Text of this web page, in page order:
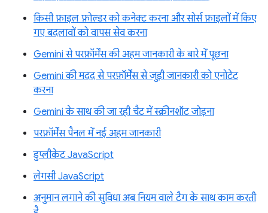
किसी फ़ाइल फ़ोल्डर को कनेक्ट करना और सोर्स फ़ाइलों में किए
गए बदलावों को वापस सेव करना
Gemini से परफ़ॉर्मेंस की अहम जानकारी के बारे में पूछना
Gemini की मदद से परफ़ॉर्मेंस से जुड़ी जानकारी को एनोटेट
करना
Gemini के साथ की जा रही चैट में स्क्रीनशॉट जोड़ना
परफ़ॉर्मेंस पैनल में नई अहम जानकारी
डुप्लीकेट JavaScript
लेगसी JavaScript
अनुमान लगाने की सुविधा अब नियम वाले टैग के साथ काम करती